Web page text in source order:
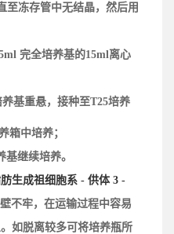
冻存管中无结晶，然后用
完全培养基的15ml离心
基重悬，接种至T25培养
箱中培养；
继续培养。
生成祖细胞系 - 供体 3 -
不牢，在运输过程中容易
如脱离较多可将培养瓶所